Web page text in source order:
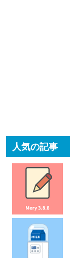
人気の記事